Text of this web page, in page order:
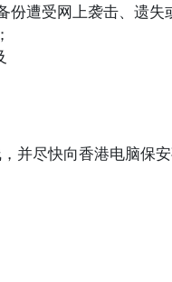
遭受网上袭击、遗失
并尽快向香港电脑保